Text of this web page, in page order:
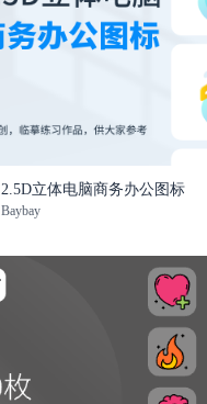
2.5D立体电脑商务办公图标
Baybay